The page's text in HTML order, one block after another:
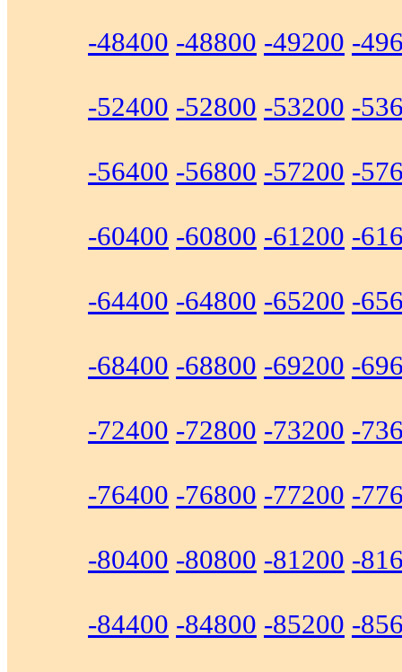
-48400 -48800 -49200 -
-52400 -52800 -53200 -
-56400 -56800 -57200 -
-60400 -60800 -61200 -
-64400 -64800 -65200 -
-68400 -68800 -69200 -
-72400 -72800 -73200 -
-76400 -76800 -77200 -
-80400 -80800 -81200 -
-84400 -84800 -85200 -